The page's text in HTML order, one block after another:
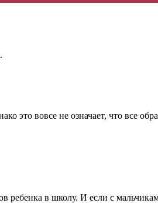
это вовсе не означает, что все
ребенка в школу. И если с